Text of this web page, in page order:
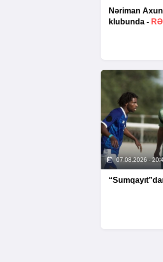
Nəriman
klubunda -
07.08.2026 -